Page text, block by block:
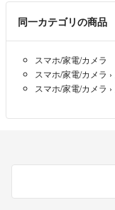
同一カテゴリの商品
スマホ/家電/カメラ
スマホ/家電/カメラ ›
スマホ/家電/カメラ ›